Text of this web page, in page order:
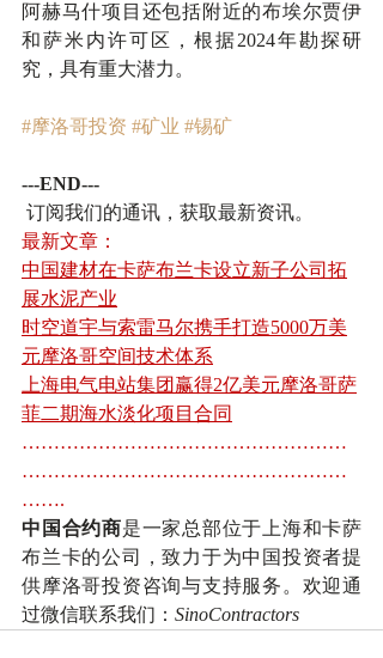
阿赫马什项目还包括附近的布埃尔贾伊
和萨米内许可区，根据2024年勘探研
究，具有重大潜力。
#摩洛哥投资 #矿业 #锡矿
---END---
订阅我们的通讯，获取最新资讯。
最新文章：
中国建材在卡萨布兰卡设立新子公司拓
展水泥产业
时空道宇与索雷马尔携手打造5000万美
元摩洛哥空间技术体系
上海电气电站集团赢得2亿美元摩洛哥萨
菲二期海水淡化项目合同
……………………………………………
……………………………………………
…….
中国合约商是一家总部位于上海和卡萨
布兰卡的公司，致力于为中国投资者提
供摩洛哥投资咨询与支持服务。欢迎通
过微信联系我们： SinoContractors